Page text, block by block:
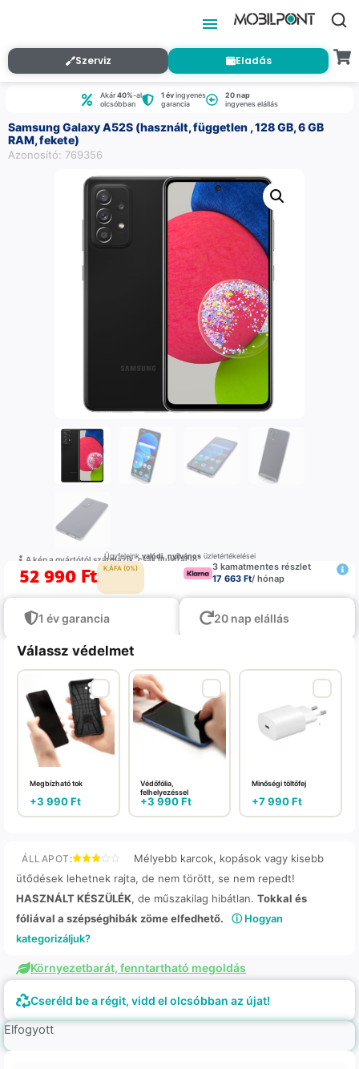
Szerviz Eladás
Akár40%-al
olcsóbban
1 évingyenes
garancia
20 nap
ingyenes elállás
Samsung Galaxy A52S (használt, független , 128 GB, 6 GB
RAM, fekete)
Azonosító: 769356
A kép a gyártótól származik, csak illustráció
Ügyfeleinkvalódi,nyilvánosüzletértékelései
52 990 Ft K.ÁFA (0%)
3 kamatmentes részlet
17 663 Ft/ hónap
1 év garancia 20 nap elállás
Válassz védelmet
Megbízható tok
+3 990Ft
Védőfólia,
felhelyezéssel
+3 990Ft
Minőségi töltőfej
+7 990Ft
ÁLLAPOT:
Mélyebb karcok, kopások vagy kisebb
ütődések lehetnek rajta, de nem törött, se nem repedt!
HASZNÁLT KÉSZÜLÉK, de műszakilag hibátlan. Tokkal és
fóliával a szépséghibák zöme elfedhető.
ⓘ Hogyan
kategorizáljuk?
Környezetbarát, fenntartható megoldás
Cseréld be a régit, vidd el olcsóbban az újat!
Elfogyott